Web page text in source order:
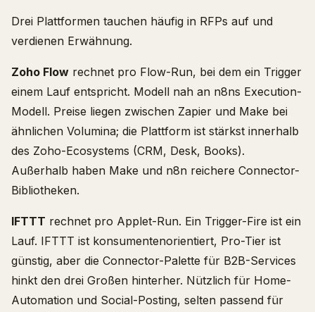
Drei Plattformen tauchen häufig in RFPs auf und
verdienen Erwähnung.
Zoho Flow rechnet pro Flow-Run, bei dem ein Trigger
einem Lauf entspricht. Modell nah an n8ns Execution-
Modell. Preise liegen zwischen Zapier und Make bei
ähnlichen Volumina; die Plattform ist stärkst innerhalb
des Zoho-Ecosystems (CRM, Desk, Books).
Außerhalb haben Make und n8n reichere Connector-
Bibliotheken.
IFTTT rechnet pro Applet-Run. Ein Trigger-Fire ist ein
Lauf. IFTTT ist konsumentenorientiert, Pro-Tier ist
günstig, aber die Connector-Palette für B2B-Services
hinkt den drei Großen hinterher. Nützlich für Home-
Automation und Social-Posting, selten passend für